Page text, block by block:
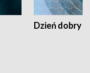
Dzień dobry